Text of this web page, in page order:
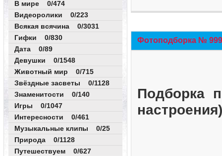
В мире 0/474
Видеоролики 0/223
Всякая всячина 0/3031
Гифки 0/830
Дата 0/89
Девушки 0/1548
Животный мир 0/715
Звёздные засветы 0/1128
Знаменитости 0/140
Игры 0/1047
Интересности 0/461
Музыкальные клипы 0/25
Природа 0/1128
Путешествуем 0/627
Фотоподборка №
Подборка